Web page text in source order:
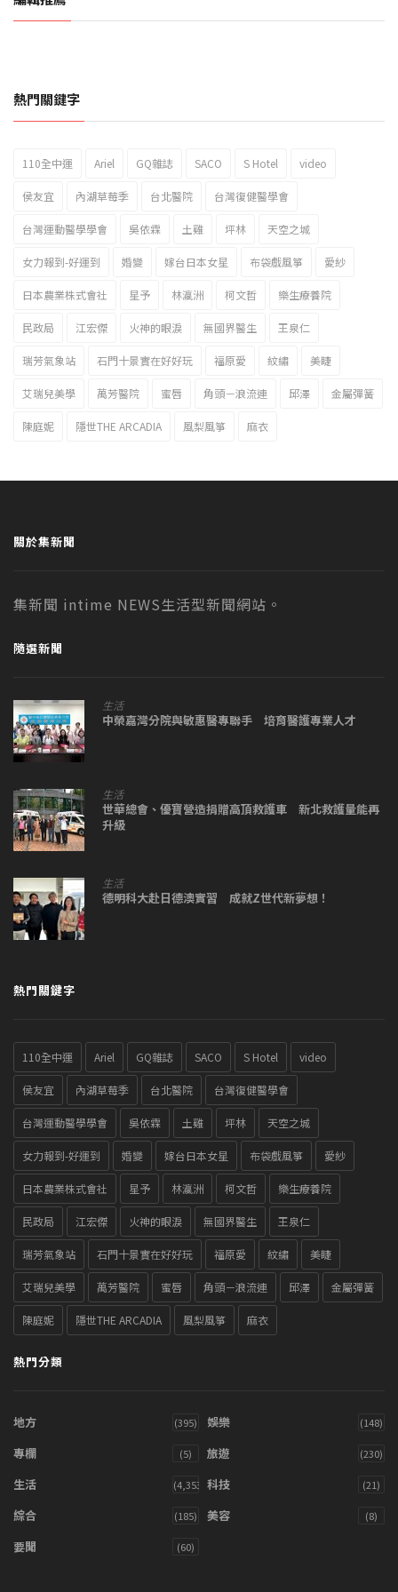
2023新北市北海岸國際風箏節「風在石起」霸氣回歸
熱門關鍵字
110全中運 Ariel GQ雜誌 SACO S Hotel video
侯友宜 內湖草莓季 台北醫院 台灣復健醫學會
台灣運動醫學學會 吳依霖 土雞 坪林 天空之城
女力報到-好運到 婚變 嫁台日本女星 布袋戲風箏 愛紗
日本農業株式會社 星予 林瀛洲 柯文哲 樂生療養院
民政局 江宏傑 火神的眼淚 無國界醫生 王泉仁
瑞芳氣象站 石門十景實在好好玩 福原愛 紋繡 美睫
艾瑞兒美學 萬芳醫院 蜜唇 角頭－浪流連 邱澤 金屬彈簧
陳庭妮 隱世THE ARCADIA 風梨風箏 麻衣
關於集新聞
集新聞 intime NEWS生活型新聞網站。
隨選新聞
生活
中榮嘉灣分院與敏惠醫專聯手 培育醫護專業人才
生活
世華總會、優寶營造捐贈高頂救護車 新北救護量能再
升級
生活
德明科大赴日德澳實習 成就Z世代新夢想！
熱門關鍵字
110全中運 Ariel GQ雜誌 SACO S Hotel video
侯友宜 內湖草莓季 台北醫院 台灣復健醫學會
台灣運動醫學學會 吳依霖 土雞 坪林 天空之城
女力報到-好運到 婚變 嫁台日本女星 布袋戲風箏 愛紗
日本農業株式會社 星予 林瀛洲 柯文哲 樂生療養院
民政局 江宏傑 火神的眼淚 無國界醫生 王泉仁
瑞芳氣象站 石門十景實在好好玩 福原愛 紋繡 美睫
艾瑞兒美學 萬芳醫院 蜜唇 角頭－浪流連 邱澤 金屬彈簧
陳庭妮 隱世THE ARCADIA 風梨風箏 麻衣
熱門分類
地方 (395) 娛樂 (148)
專欄 (5) 旅遊 (230)
生活 (4,353) 科技 (21)
綜合 (185) 美容 (8)
要聞 (60)